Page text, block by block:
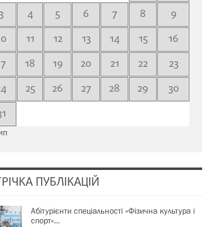
4 5 6 7 8
9
11 12 13 14 15
16
18 19 20 21 22
23
25 26 27 28 29
30
ПУБЛІКАЦІЙ
Абітурієнти спеціальності «Фізична культура і
спорт»…